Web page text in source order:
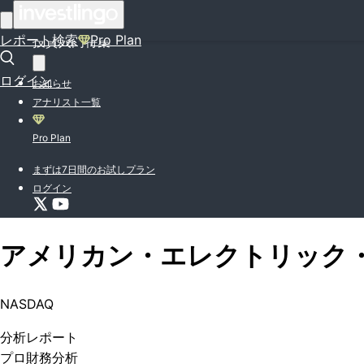
レポート検索 Pro Plan
ログイン
投資入門特集
お知らせ
アナリスト一覧
Pro Plan
まずは7日間のお試しプラン
ログイン
アメリカン・エレクトリック
NASDAQ
分析レポート
プロ 財務分析